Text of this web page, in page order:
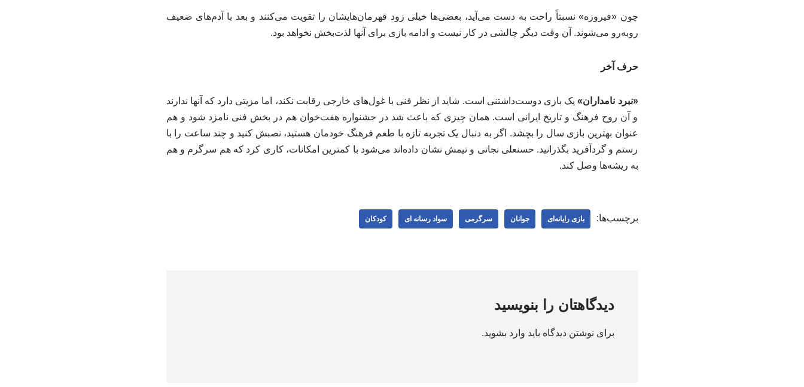
چون «فیروزه» نسبتاً راحت به دست می‌آید، بعضی‌ها خیلی زود قهرمان‌هایشان را تقویت می‌کنند و بعد با آدم‌های ضعیف
روبه‌رو می‌شوند. آن وقت دیگر چالشی در کار نیست و ادامه بازی برای آنها لذت‌بخش نخواهد بود.
حرف آخر
«نبرد نامداران»یک بازی دوست‌داشتنی است. شاید از نظر فنی با غول‌های خارجی رقابت نکند، اما مزیتی دارد که آنها ندارند
و آن روح فرهنگ و تاریخ ایرانی است. همان چیزی که باعث شد در جشنواره هفت‌خوان هم در بخش فنی نامزد شود و هم
عنوان بهترین بازی سال را بچشد. اگر به دنبال یک تجربه تازه با طعم فرهنگ خودمان هستید، نصبش کنید و چند ساعت را با
رستم و گردآفرید بگذرانید. حسنعلی نجاتی و تیمش نشان داده‌اند می‌شود با کمترین امکانات، کاری کرد که هم سرگرم و هم
به ریشه‌ها وصل کند.
برچسب‌ها: بازی رایانه‌ای جوانان سرگرمی سواد رسانه ای کودکان
دیدگاهتان را بنویسید
برای نوشتن دیدگاه باید وارد بشوید.